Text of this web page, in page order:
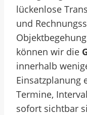
lückenlose
und
können wir die
innerhalb
Einsatzplanung
Termine,
sofort sichtbar